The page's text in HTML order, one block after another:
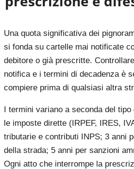
Una quota significativa dei
si fonda su cartelle mai notificate
debitore o già prescritte.
notifica e i termini di decadenza è
compiere prima di qualsiasi altra
I termini variano a seconda del
le imposte dirette (IRPEF, IRES,
tributarie e contributi INPS; 3 anni
della strada; 5 anni per sanzioni
Ogni atto che interrompe la